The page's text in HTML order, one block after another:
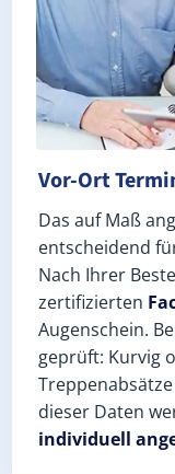
Vor-Ort
Das auf Maß
entscheidend
Nach Ihrer
zertifizierten
Augenschein.
geprüft: Kurvig
dieser Daten
individuell